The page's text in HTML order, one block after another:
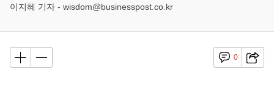
이지혜 기자 - wisdom@businesspost.co.kr
0